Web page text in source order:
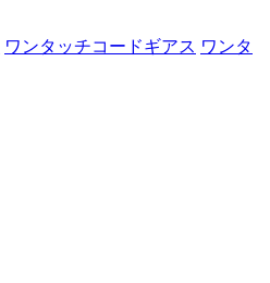
ワンタッチコードギアス ワンタ